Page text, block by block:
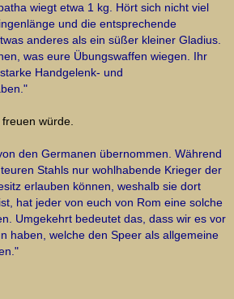
wiegt etwa 1 kg. Hört sich nicht viel
und die entsprechende
anderes als ein süßer kleiner Gladius.
was eure Übungswaffen wiegen. Ihr
Handgelenk- und
würde.
den Germanen übernommen. Während
Stahls nur wohlhabende Krieger der
erlauben können, weshalb sie dort
hat jeder von euch von Rom eine solche
Umgekehrt bedeutet das, dass wir es vor
haben, welche den Speer als allgemeine